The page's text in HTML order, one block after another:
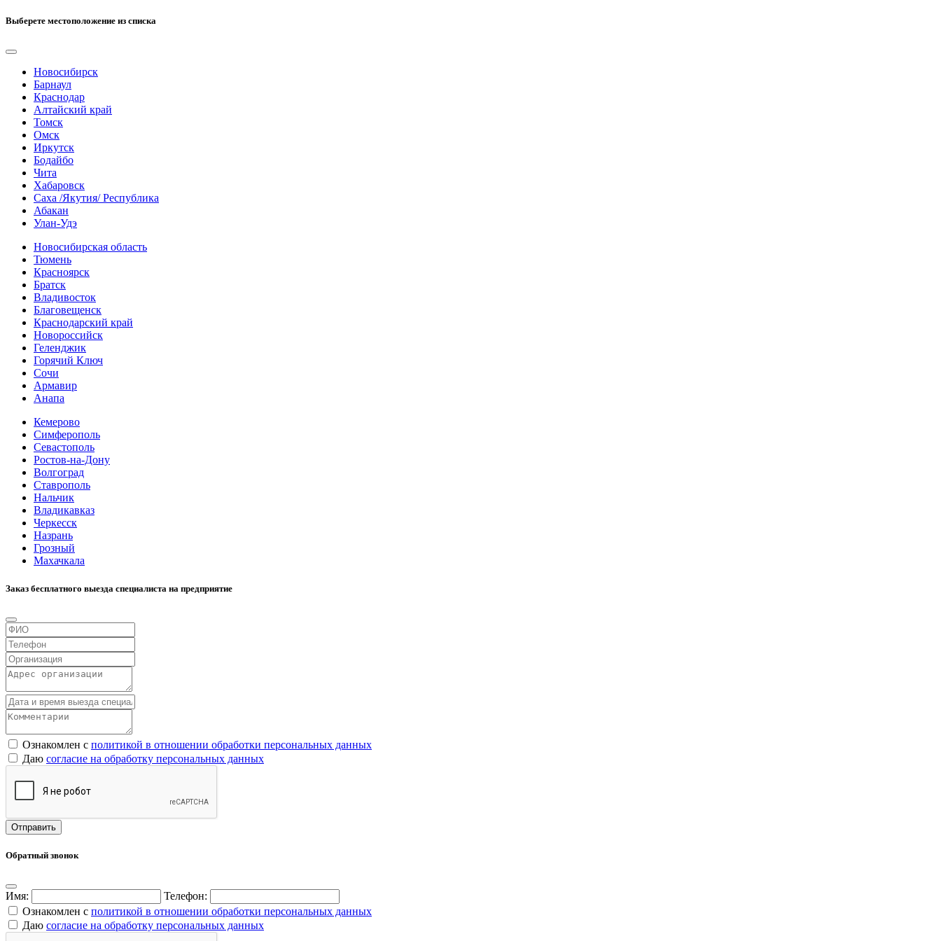
Выберете местоположение из списка
Новосибирск
Барнаул
Краснодар
Алтайский край
Томск
Омск
Иркутск
Бодайбо
Чита
Хабаровск
Саха /Якутия/ Республика
Абакан
Улан-Удэ
Новосибирская область
Тюмень
Красноярск
Братск
Владивосток
Благовещенск
Краснодарский край
Новороссийск
Геленджик
Горячий Ключ
Сочи
Армавир
Анапа
Кемерово
Симферополь
Севастополь
Ростов-на-Дону
Волгоград
Ставрополь
Нальчик
Владикавказ
Черкесск
Назрань
Грозный
Махачкала
Заказ бесплатного выезда специалиста на предприятие
Ознакомлен с политикой в отношении обработки персональных данных
Даю согласие на обработку персональных данных
Обратный звонок
Имя:
Телефон:
Ознакомлен с политикой в отношении обработки персональных данных
Даю согласие на обработку персональных данных